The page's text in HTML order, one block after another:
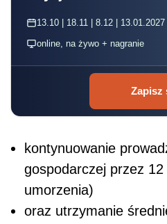
13.10 | 18.11 | 8.12 |
online, na żywo + nagranie
Zapisz
kontynuowanie
gospodarczej przez
umorzenia)
oraz utrzymanie